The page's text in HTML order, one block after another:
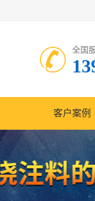
全国
客户案例